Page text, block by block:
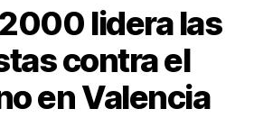
lidera las
contra el
en Valencia